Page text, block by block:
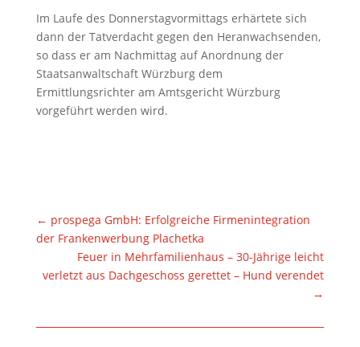
Im Laufe des Donnerstagvormittags erhärtete sich
dann der Tatverdacht gegen den Heranwachsenden,
so dass er am Nachmittag auf Anordnung der
Staatsanwaltschaft Würzburg dem
Ermittlungsrichter am Amtsgericht Würzburg
vorgeführt werden wird.
← prospega GmbH: Erfolgreiche Firmenintegration
der Frankenwerbung Plachetka
Feuer in Mehrfamilienhaus – 30-Jährige leicht
verletzt aus Dachgeschoss gerettet – Hund verendet
→